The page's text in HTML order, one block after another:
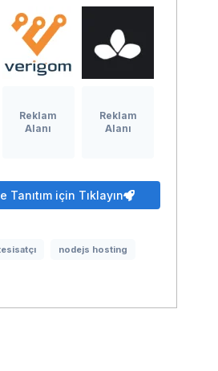
Reklam
Alanı
Reklam
Alanı
Tanıtım için Tıklayın
nodejs hosting